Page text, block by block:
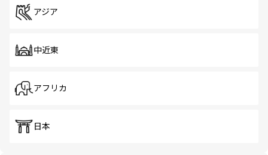
アジア
中近東
アフリカ
日本